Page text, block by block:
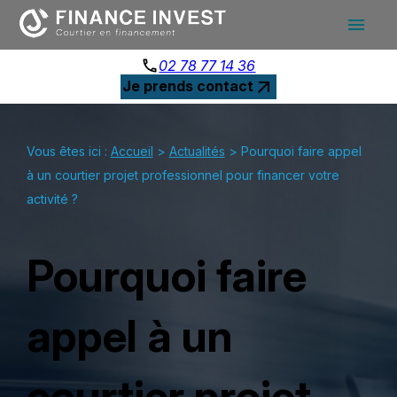
menu
phone02 78 77 14 36
Je prends contact arrow_outward
Vous êtes ici : Accueil > Actualités > Pourquoi faire appel
à un courtier projet professionnel pour financer votre
activité ?
Pourquoi faire
appel à un
Panneau de gestion des cookies